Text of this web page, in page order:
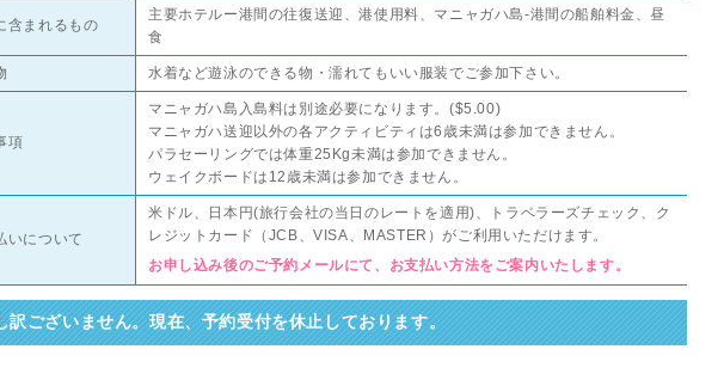
含まれるもの
主要ホテルー港間の往復送迎、港使用料、マニャガハ島-港間の船舶料金、昼
食
水着など遊泳のできる物・濡れてもいい服装でご参加下さい。
項
マニャガハ島入島料は別途必要になります。($5.00)
マニャガハ送迎以外の各アクティビティは6歳未満は参加できません。
パラセーリングでは体重25Kg未満は参加できません。
ウェイクボードは12歳未満は参加できません。
いについて
米ドル、日本円(旅行会社の当日のレートを適用)、トラベラーズチェック、ク
レジットカード（JCB、VISA、MASTER）がご利用いただけます。
お申し込み後のご予約メールにて、お支払い方法をご案内いたします。
訳ございません。現在、予約受付を休止しております。